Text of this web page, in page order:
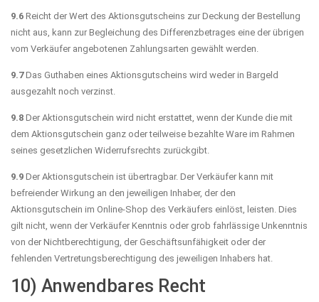
9.6 Reicht der Wert des Aktionsgutscheins zur Deckung der Bestellung
nicht aus, kann zur Begleichung des Differenzbetrages eine der übrigen
vom Verkäufer angebotenen Zahlungsarten gewählt werden.
9.7Das Guthaben eines Aktionsgutscheins wird weder in Bargeld
ausgezahlt noch verzinst.
9.8 Der Aktionsgutschein wird nicht erstattet, wenn der Kunde die mit
dem Aktionsgutschein ganz oder teilweise bezahlte Ware im Rahmen
seines gesetzlichen Widerrufsrechts zurückgibt.
9.9 Der Aktionsgutschein ist übertragbar. Der Verkäufer kann mit
befreiender Wirkung an den jeweiligen Inhaber, der den
Aktionsgutschein im Online-Shop des Verkäufers einlöst, leisten. Dies
gilt nicht, wenn der Verkäufer Kenntnis oder grob fahrlässige Unkenntnis
von der Nichtberechtigung, der Geschäftsunfähigkeit oder der
fehlenden Vertretungsberechtigung des jeweiligen Inhabers hat.
10) Anwendbares Recht